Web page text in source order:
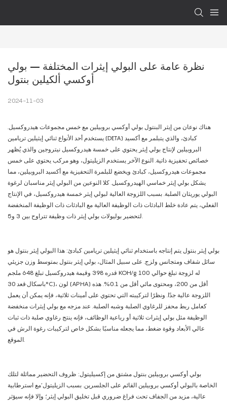
نظرة عامة على البولي إيثرات المختلفة – بولي
أوكسي ألكيلين بنتول
2024-11-03
هناك نوعان من إيثر البنتول بولي أوكسي بروبيلين مع خمس مجموعات هيدروكسيل.
يستخدم أحد الأنواع ثنائي إيثيلين تريامين (DETA) كبادئ، والذي يتبلمر مع أكسيد
البروبيلين لإنتاج بولي إيثر يحتوي على خمسة هيدروكسيل نيتروجين والذي يُظهر
خصائص تحفيزية ذاتية. النوع الآخر يستخدم الزيليتول، وهو مركب يحتوي على خمس
مجموعات هيدروكسيل، كبادئ ويخضع للبلمرة التحفيزية مع أكسيد البروبيلين، مما
يشكل بولي إيثر خماسي الهيدروكسيل. كلا النوعين من البولي إيثر مناسبان لرغوة
البولي يوريثان الصلبة. بسبب اللزوجة العالية لبولي إيثر خمسة هيدروكسيل، في الإنتاج
الفعلي، يتم عادة خلط البادئات ذات الوظيفة العالية مع البادئات ذات الوظيفة المنخفضة
لتحضير بوليولات بولي إيثر ذات وظيفة تتراوح بين 3 و5.
بولي إيثر بنتول يتم إنتاجه باستخدام ثنائي إيثيلين تريامين كبادئ: هذا البولي إيثر بنتول هو
سائل شفاف ومتجانس ولزج. على سبيل المثال، بولي إيثر بنتول بمتوسط ​​وزن جزيئي
قدره 398 وقيمة هيدروكسيل تبلغ 648 ملجم KOH/g له لزوجة تبلغ حوالي 100
باسكال·قعد 30°C)، لون (APHA) أقل من 200، ومحتوى مائي أقل من 0.1%. هذه
اللزوجة عالية جدًا. ونظرًا لتركيبته التي تحتوي على أمينات ثلاثية، فإنه يمكن أن يعمل
كعامل ربط محفز للرغاوي الصلبة وشبه الصلبة. عند مزجه مع بولي إيثرات منخفضة
الوظيفة مثل بولي إيثرات ثلاثية أو رباعية الوظائف، فإنه ينتج رغاوي صلبة ذات ثبات
عالي الأبعاد وقوة ضغط، مما يجعله مناسبًا بشكل خاص لتركيبات رغوة الرش في
الموقع.
بولي أوكسي بروبيلين بنتول مشتق من إكسيليتول: ظروف التحضير مماثلة لتلك
الخاصة بالبولي أوكسي بروبيلين القائم على الجلسرين. بسبب الزيليتول’مع استرطابية
عالية، مزيد من الجفاف تحت فراغ ضروري قبل تخليق البولي إيثر؛ وإلا فإنه سيؤثر